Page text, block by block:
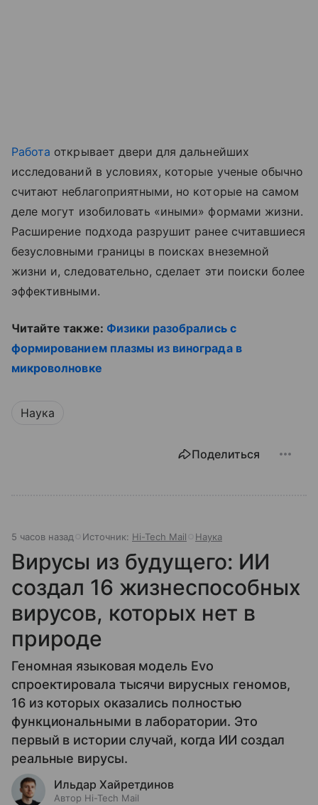
Работа открывает двери для дальнейших
исследований в условиях, которые ученые обычно
считают неблагоприятными, но которые на самом
деле могут изобиловать «иными» формами жизни.
Расширение подхода разрушит ранее считавшиеся
безусловными границы в поисках внеземной
жизни и, следовательно, сделает эти поиски более
эффективными.
Читайте также: Физики разобрались с
формированием плазмы из винограда в
микроволновке
Наука
Поделиться
5 часов назад Источник: Hi-Tech Mail Наука
Вирусы из будущего: ИИ
создал 16 жизнеспособных
вирусов, которых нет в
природе
Геномная языковая модель Evo
спроектировала тысячи вирусных геномов,
16 из которых оказались полностью
функциональными в лаборатории. Это
первый в истории случай, когда ИИ создал
реальные вирусы.
Ильдар Хайретдинов
Автор Hi-Tech Mail